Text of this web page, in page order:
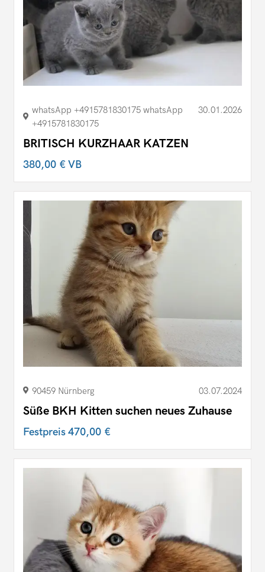
whatsApp +4915781830175 whatsApp
+4915781830175
30.01.2026
BRITISCH KURZHAAR KATZEN
380,00 €VB
90459 Nürnberg 03.07.2024
Süße BKH Kitten suchen neues Zuhause
Festpreis470,00 €